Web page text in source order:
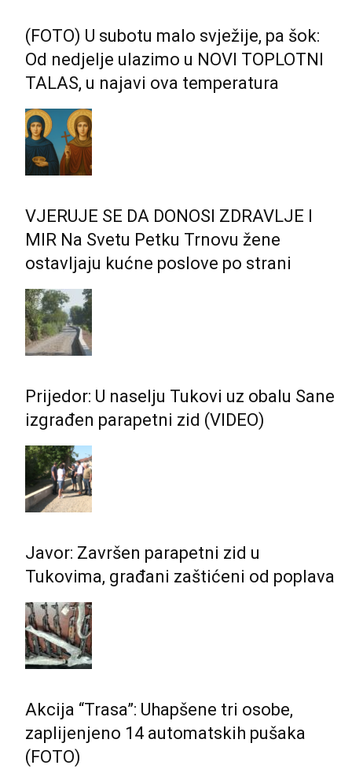
(FOTO) U subotu malo svježije, pa šok:
Od nedjelje ulazimo u NOVI TOPLOTNI
TALAS, u najavi ova temperatura
VJERUJE SE DA DONOSI ZDRAVLJE I
MIR Na Svetu Petku Trnovu žene
ostavljaju kućne poslove po strani
Prijedor: U naselju Tukovi uz obalu Sane
izgrađen parapetni zid (VIDEO)
Javor: Završen parapetni zid u
Tukovima, građani zaštićeni od poplava
Akcija “Trasa”: Uhapšene tri osobe,
zaplijenjeno 14 automatskih pušaka
(FOTO)